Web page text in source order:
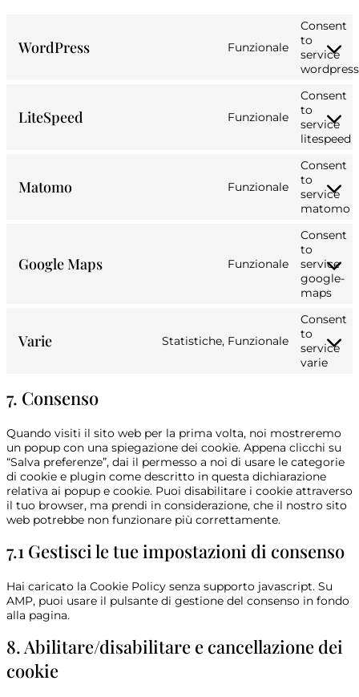
WordPress Funzionale
Consent
to
service
wordpress
LiteSpeed Funzionale
Consent
to
service
litespeed
Matomo Funzionale
Consent
to
service
matomo
Google Maps Funzionale
Consent
to
service
google-
maps
Varie Statistiche, Funzionale
Consent
to
service
varie
7. Consenso
Quando visiti il sito web per la prima volta, noi mostreremo
un popup con una spiegazione dei cookie. Appena clicchi su
“Salva preferenze”, dai il permesso a noi di usare le categorie
di cookie e plugin come descritto in questa dichiarazione
relativa ai popup e cookie. Puoi disabilitare i cookie attraverso
il tuo browser, ma prendi in considerazione, che il nostro sito
web potrebbe non funzionare più correttamente.
7.1 Gestisci le tue impostazioni di consenso
Hai caricato la Cookie Policy senza supporto javascript. Su
AMP, puoi usare il pulsante di gestione del consenso in fondo
alla pagina.
8. Abilitare/disabilitare e cancellazione dei
cookie